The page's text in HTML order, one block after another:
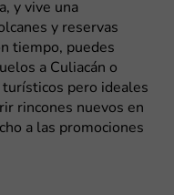
y vive una
y reservas
tiempo, puedes
a Culiacán o
pero ideales
rincones nuevos en
a las promociones